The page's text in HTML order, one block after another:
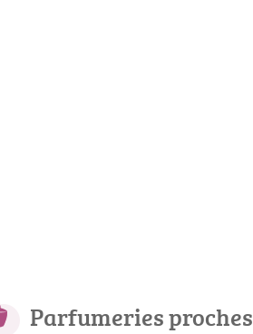
Parfumeries proches